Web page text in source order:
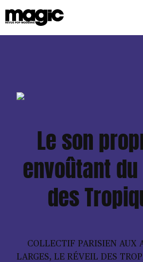
Le son
envoûtant
des
COLLECTIF PARISIEN AUX
LARGES, LE RÉVEIL DES